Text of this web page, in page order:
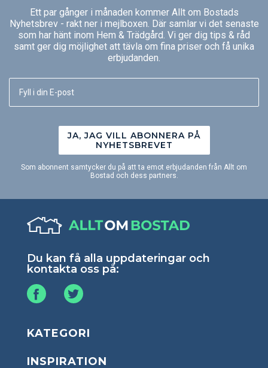
Ett par gånger i månaden kommer Allt om Bostads
Nyhetsbrev - rakt ner i mejlboxen. Där samlar vi det senaste
som har hänt inom Hem & Trädgård. Vi ger dig tips & råd
samt ger dig möjlighet att tävla om fina priser och få unika
erbjudanden.
JA, JAG VILL ABONNERA PÅ
NYHETSBREVET
Som abonnent samtycker du på att ta emot erbjudanden från Allt om
Bostad och dess partners.
Du kan få alla uppdateringar och
kontakta oss på:
KATEGORI
INSPIRATION